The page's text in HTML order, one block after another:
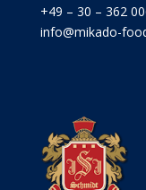
+49 – 30 – 362
info@mikado-